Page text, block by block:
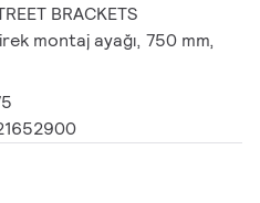
BRACKETS
montaj ayağı, 750 mm,